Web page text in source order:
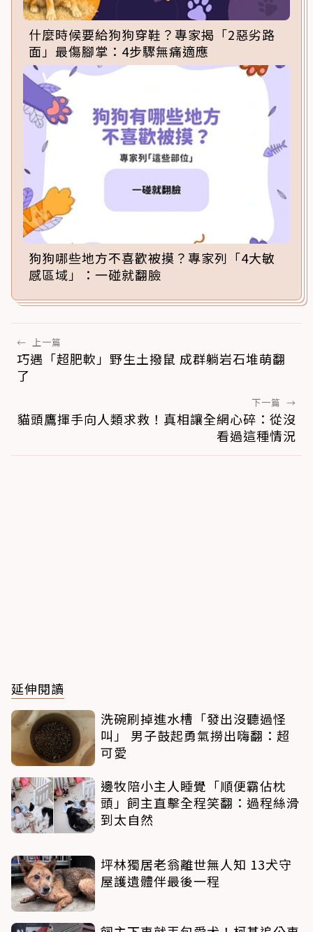
什麼時候要給狗狗穿鞋？專家揭「2惡劣路
面」最傷腳掌：4步驟無痛適應
狗狗哪些地方不喜歡被摸？專家列「4大敏
感區域」：一碰就翻臉
← 上一篇
巧遇「超肥軟」野生土撥鼠 成群躺岩石堆萌翻
了
下一篇 →
貓頭鷹揮手向人類求救！真相讓全網心碎：從沒
看過這種情況
延伸閱讀
洗碗刷掉進水槽「發出沒聽過怪
叫」 男子鼓起勇氣撈出嗨翻：超
可愛
邊牧陪小主人睡覺「順便霸佔枕
頭」飼主直擊全程笑翻：過程絲滑
到太自然
坪林獨居老翁離世無人知 13犬守
屋護遺體伴最後一程